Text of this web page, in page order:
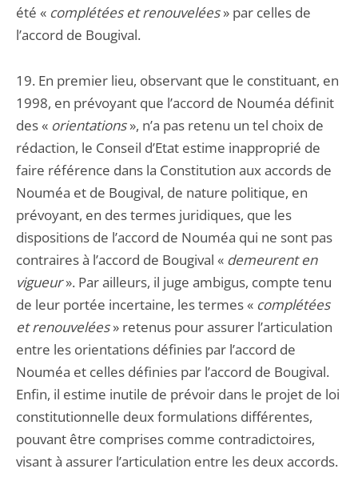
été « complétées et renouvelées» par celles de
l’accord de Bougival.
19. En premier lieu, observant que le constituant, en
1998, en prévoyant que l’accord de Nouméa définit
des « orientations», n’a pas retenu un tel choix de
rédaction, le Conseil d’Etat estime inapproprié de
faire référence dans la Constitution aux accords de
Nouméa et de Bougival, de nature politique, en
prévoyant, en des termes juridiques, que les
dispositions de l’accord de Nouméa qui ne sont pas
contraires à l’accord de Bougival « demeurent en
vigueur». Par ailleurs, il juge ambigus, compte tenu
de leur portée incertaine, les termes « complétées
et renouvelées» retenus pour assurer l’articulation
entre les orientations définies par l’accord de
Nouméa et celles définies par l’accord de Bougival.
Enfin, il estime inutile de prévoir dans le projet de loi
constitutionnelle deux formulations différentes,
pouvant être comprises comme contradictoires,
visant à assurer l’articulation entre les deux accords.